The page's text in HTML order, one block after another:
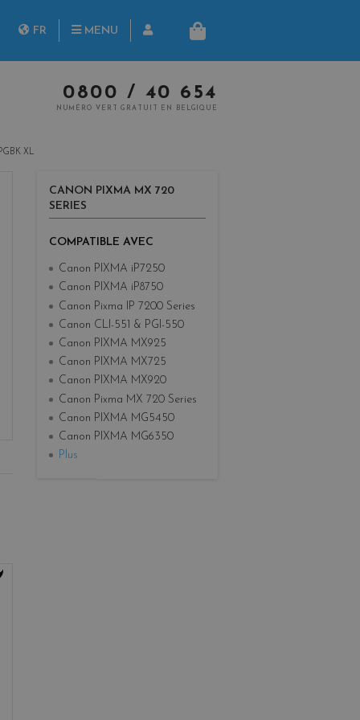
FR MENU
PANIER
0800 / 40 654
NUMÉRO VERT GRATUIT EN BELGIQUE
XL
CANON PIXMA MX 720
SERIES
COMPATIBLE AVEC
Canon PIXMA iP7250
Canon PIXMA iP8750
Canon Pixma IP 7200 Series
Canon CLI-551 & PGI-550
Canon PIXMA MX925
Canon PIXMA MX725
Canon PIXMA MX920
Canon Pixma MX 720 Series
Canon PIXMA MG5450
Canon PIXMA MG6350
Plus